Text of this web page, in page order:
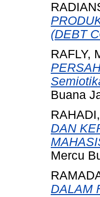
(DEBT
RAFLY,
Buana
DAN
Mercu
DALAM